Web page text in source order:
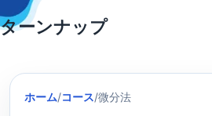
Skip
to
ターンナップ
ホーム/コース/微分法